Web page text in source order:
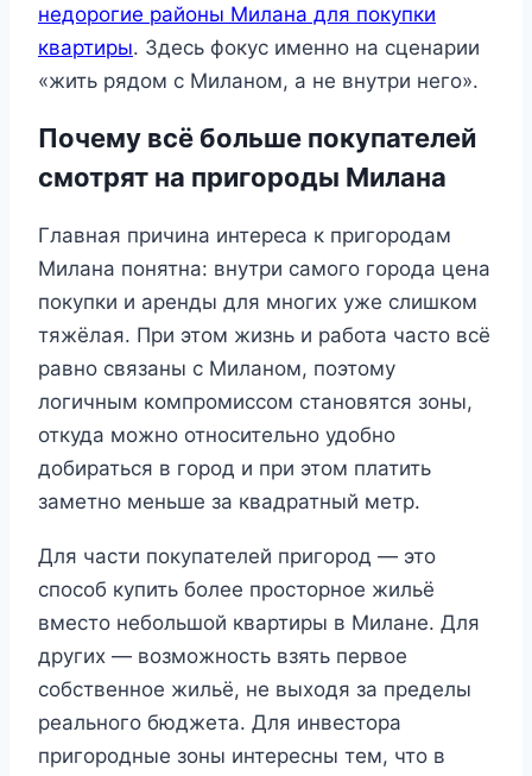
недорогие районы Милана для покупки
квартиры. Здесь фокус именно на сценарии
«жить рядом с Миланом, а не внутри него».
Почему всё больше покупателей
смотрят на пригороды Милана
Главная причина интереса к пригородам
Милана понятна: внутри самого города цена
покупки и аренды для многих уже слишком
тяжёлая. При этом жизнь и работа часто всё
равно связаны с Миланом, поэтому
логичным компромиссом становятся зоны,
откуда можно относительно удобно
добираться в город и при этом платить
заметно меньше за квадратный метр.
Для части покупателей пригород — это
способ купить более просторное жильё
вместо небольшой квартиры в Милане. Для
других — возможность взять первое
собственное жильё, не выходя за пределы
реального бюджета. Для инвестора
пригородные зоны интересны тем, что в